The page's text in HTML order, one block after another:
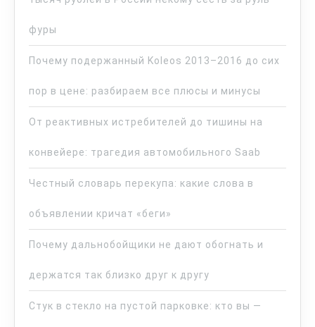
фуры
Почему подержанный Koleos 2013–2016 до сих
пор в цене: разбираем все плюсы и минусы
От реактивных истребителей до тишины на
конвейере: трагедия автомобильного Saab
Честный словарь перекупа: какие слова в
объявлении кричат «беги»
Почему дальнобойщики не дают обогнать и
держатся так близко друг к другу
Стук в стекло на пустой парковке: кто вы —